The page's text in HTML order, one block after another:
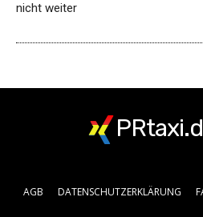
nicht weiter
AGB DATENSCHUTZERKLÄRUNG